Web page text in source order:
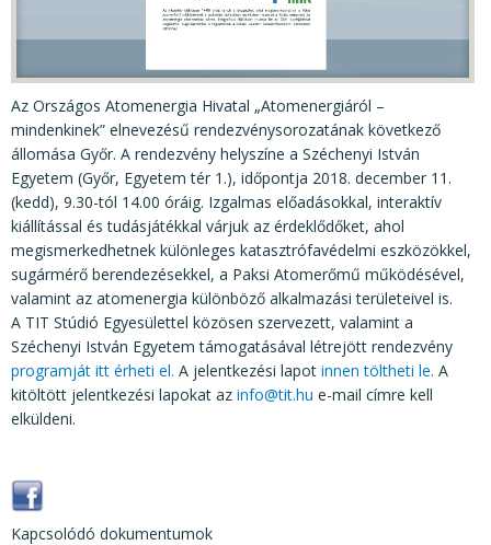
KIADVÁNYOK, JELENTÉSEK
E-ÜGYINTÉZÉS
Az Országos Atomenergia Hivatal „Atomenergiáról –
mindenkinek” elnevezésű rendezvénysorozatának következő
állomása Győr. A rendezvény helyszíne a Széchenyi István
Egyetem (Győr, Egyetem tér 1.), időpontja 2018. december 11.
(kedd), 9.30-tól 14.00 óráig. Izgalmas előadásokkal, interaktív
kiállítással és tudásjátékkal várjuk az érdeklődőket, ahol
megismerkedhetnek különleges katasztrófavédelmi eszközökkel,
sugármérő berendezésekkel, a Paksi Atomerőmű működésével,
valamint az atomenergia különböző alkalmazási területeivel is.
A TIT Stúdió Egyesülettel közösen szervezett, valamint a
Széchenyi István Egyetem támogatásával létrejött rendezvény
programját itt érheti el. A jelentkezési lapot innen töltheti le. A
kitöltött jelentkezési lapokat az info@tit.hu e-mail címre kell
elküldeni.
Kapcsolódó dokumentumok